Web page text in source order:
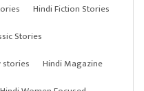
Hindi Fiction Stories
Stories
stories
Hindi Magazine